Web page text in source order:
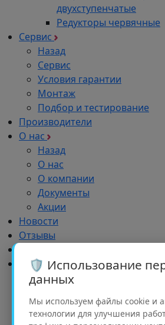
🛡️ Использование
данных
Мы используем файлы cookie и
технологии для улучшения
двухступенчатые
Редукторы червячные
Сервис
Назад
Сервис
Условия гарантии
Монтаж
Подбор и тестирование
Производители
О нас
Назад
О нас
О компании
Документы
Акции
Новости
Отзывы
Дилерам
Назад
Обучение
Реклама